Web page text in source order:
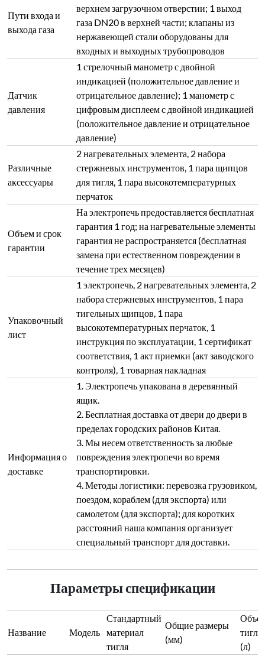
Пути входа и
выхода газа
верхнем загрузочном отверстии; 1 выход
газа DN20 в верхней части; клапаны из
нержавеющей стали оборудованы для
входных и выходных трубопроводов
Датчик
давления
1 стрелочный манометр с двойной
индикацией (положительное давление и
отрицательное давление); 1 манометр с
цифровым дисплеем с двойной индикацией
(положительное давление и отрицательное
давление)
Различные
аксессуары
2 нагревательных элемента, 2 набора
стержневых инструментов, 1 пара щипцов
для тигля, 1 пара высокотемпературных
перчаток
Объем и срок
гарантии
На электропечь предоставляется бесплатная
гарантия 1 год; на нагревательные элементы
гарантия не распространяется (бесплатная
замена при естественном повреждении в
течение трех месяцев)
Упаковочный
лист
1 электропечь, 2 нагревательных элемента, 2
набора стержневых инструментов, 1 пара
тигельных щипцов, 1 пара
высокотемпературных перчаток, 1
инструкция по эксплуатации, 1 сертификат
соответствия, 1 акт приемки (акт заводского
контроля), 1 товарная накладная
Информация о
доставке
1. Электропечь упакована в деревянный
ящик.
2. Бесплатная доставка от двери до двери в
пределах городских районов Китая.
3. Мы несем ответственность за любые
повреждения электропечи во время
транспортировки.
4. Методы логистики: перевозка грузовиком,
поездом, кораблем (для экспорта) или
самолетом (для экспорта); для коротких
расстояний наша компания организует
специальный транспорт для доставки.
Параметры спецификации
Название Модель
Стандартный
материал
тигля
Общие размеры
(мм)
тигля
(л)